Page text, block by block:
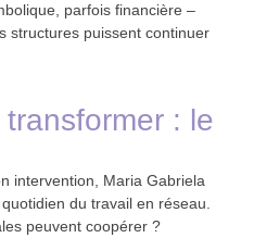
parfois financière –
structures puissent continuer
: le
intervention, Maria Gabriela
du travail en réseau
peuvent coopérer ?